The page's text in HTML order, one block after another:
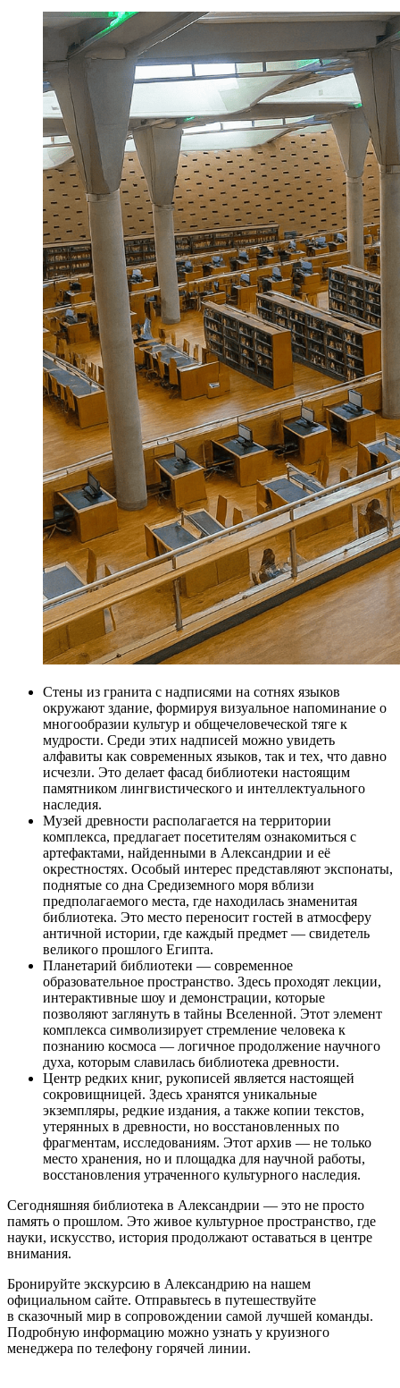
Стены из гранита с надписями на сотнях языков
окружают здание, формируя визуальное напоминание о
многообразии культур и общечеловеческой тяге к
мудрости. Среди этих надписей можно увидеть
алфавиты как современных языков, так и тех, что давно
исчезли. Это делает фасад библиотеки настоящим
памятником лингвистического и интеллектуального
наследия.
Музей древности располагается на территории
комплекса, предлагает посетителям ознакомиться с
артефактами, найденными в Александрии и её
окрестностях. Особый интерес представляют экспонаты,
поднятые со дна Средиземного моря вблизи
предполагаемого места, где находилась знаменитая
библиотека. Это место переносит гостей в атмосферу
античной истории, где каждый предмет — свидетель
великого прошлого Египта.
Планетарий библиотеки — современное
образовательное пространство. Здесь проходят лекции,
интерактивные шоу и демонстрации, которые
позволяют заглянуть в тайны Вселенной. Этот элемент
комплекса символизирует стремление человека к
познанию космоса — логичное продолжение научного
духа, которым славилась библиотека древности.
Центр редких книг, рукописей является настоящей
сокровищницей. Здесь хранятся уникальные
экземпляры, редкие издания, а также копии текстов,
утерянных в древности, но восстановленных по
фрагментам, исследованиям. Этот архив — не только
место хранения, но и площадка для научной работы,
восстановления утраченного культурного наследия.
Сегодняшняя библиотека в Александрии — это не просто
память о прошлом. Это живое культурное пространство, где
науки, искусство, история продолжают оставаться в центре
внимания.
Бронируйте экскурсию в Александрию на нашем
официальном сайте. Отправьтесь в путешествуйте
в сказочный мир в сопровождении самой лучшей команды.
Подробную информацию можно узнать у круизного
менеджера по телефону горячей линии.